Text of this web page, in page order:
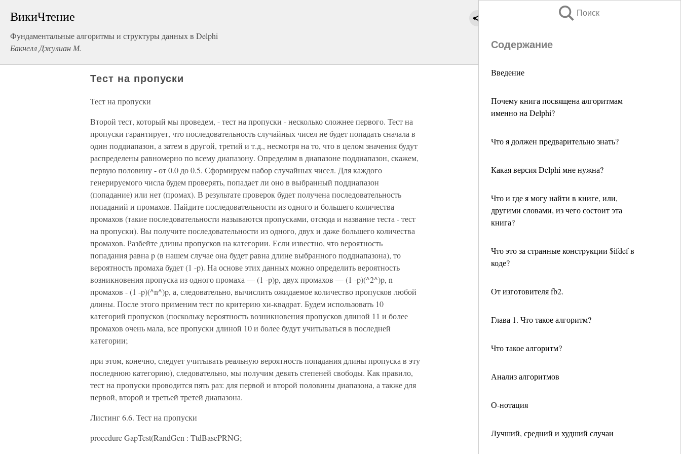
ВикиЧтение
Фундаментальные алгоритмы и структуры данных в Delphi
Бакнелл Джулиан М.
Поиск
Содержание
Введение
Почему книга посвящена алгоритмам
именно на Delphi?
Что я должен предварительно знать?
Какая версия Delphi мне нужна?
Что и где я могу найти в книге, или,
другими словами, из чего состоит эта
книга?
Что это за странные конструкции $ifdef в
коде?
От изготовителя fb2.
Глава 1. Что такое алгоритм?
Что такое алгоритм?
Анализ алгоритмов
О-нотация
Лучший, средний и худший случаи
Тест на пропуски
Тест на пропуски
Второй тест, который мы проведем, - тест на пропуски - несколько сложнее первого. Тест на
пропуски гарантирует, что последовательность случайных чисел не будет попадать сначала в
один поддиапазон, а затем в другой, третий и т.д., несмотря на то, что в целом значения будут
распределены равномерно по всему диапазону. Определим в диапазоне поддиапазон, скажем,
первую половину - от 0.0 до 0.5. Сформируем набор случайных чисел. Для каждого
генерируемого числа будем проверять, попадает ли оно в выбранный поддиапазон
(попадание) или нет (промах). В результате проверок будет получена последовательность
попаданий и промахов. Найдите последовательности из одного и большего количества
промахов (такие последовательности называются пропусками, отсюда и название теста - тест
на пропуски). Вы получите последовательности из одного, двух и даже большего количества
промахов. Разбейте длины пропусков на категории. Если известно, что вероятность
попадания равна p (в нашем случае она будет равна длине выбранного поддиапазона), то
вероятность промаха будет (1 -p). На основе этих данных можно определить вероятность
возникновения пропуска из одного промаха — (1 -p)p, двух промахов — (1 -p)(^2^)p, n
промахов - (1 -p)(^n^)p, а, следовательно, вычислить ожидаемое количество пропусков любой
длины. После этого применим тест по критерию хи-квадрат. Будем использовать 10
категорий пропусков (поскольку вероятность возникновения пропусков длиной 11 и более
промахов очень мала, все пропуски длиной 10 и более будут учитываться в последней
категории;
при этом, конечно, следует учитывать реальную вероятность попадания длины пропуска в эту
последнюю категорию), следовательно, мы получим девять степеней свободы. Как правило,
тест на пропуски проводится пять раз: для первой и второй половины диапазона, а также для
первой, второй и третьей третей диапазона.
Листинг 6.6. Тест на пропуски
procedure GapTest(RandGen : TtdBasePRNG;